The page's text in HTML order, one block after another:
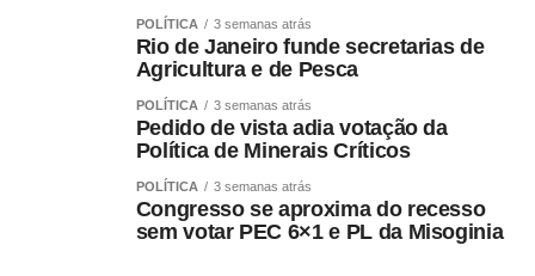
recursos para pessoas com deficiência visual e auditiva.
Mapas táteis, audiodescrição e carrinhos motorizados
estão disponíveis ao longo do circuito. O atendimento em
Língua Brasileira de Sinais (Libras) para visitantes surdos
é realizado em parceria com a ICOM, empresa
especializada em comunicação acessível.
A CASACOR recebeu, pelo terceiro ano consecutivo
(2024‑2026), o Selo de Acessibilidade da CPA, em razão
POLÍTICA 3 semanas atrás
Rio de Janeiro funde secretarias de
Agricultura e de Pesca
POLÍTICA 3 semanas atrás
Pedido de vista adia votação da
Política de Minerais Críticos
POLÍTICA 3 semanas atrás
Congresso se aproxima do recesso
sem votar PEC 6×1 e PL da Misoginia